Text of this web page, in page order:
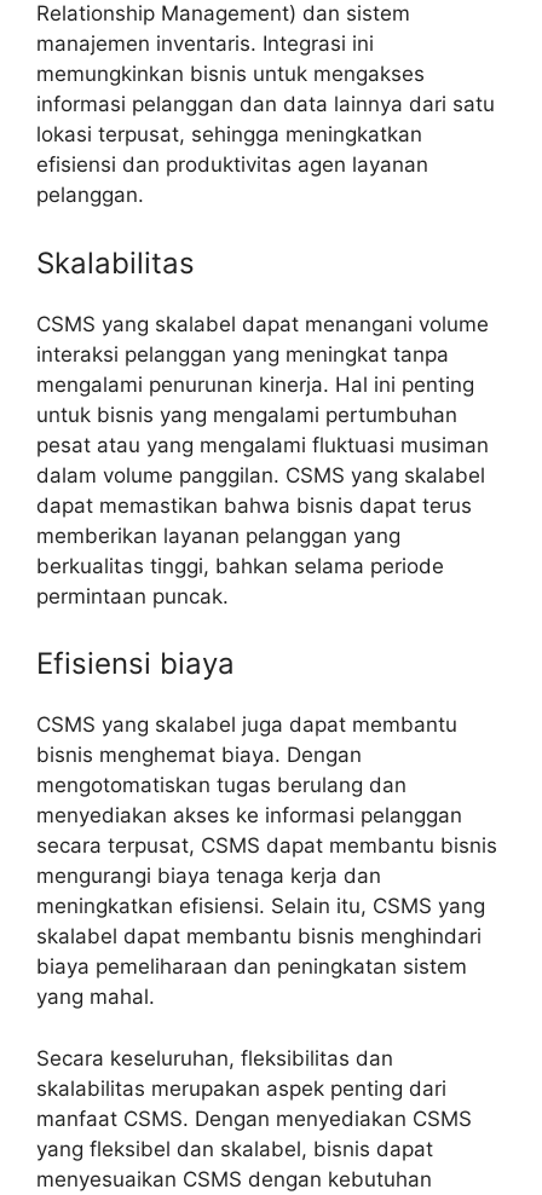
Relationship Management) dan sistem
manajemen inventaris. Integrasi ini
memungkinkan bisnis untuk mengakses
informasi pelanggan dan data lainnya dari satu
lokasi terpusat, sehingga meningkatkan
efisiensi dan produktivitas agen layanan
pelanggan.
Skalabilitas
CSMS yang skalabel dapat menangani volume
interaksi pelanggan yang meningkat tanpa
mengalami penurunan kinerja. Hal ini penting
untuk bisnis yang mengalami pertumbuhan
pesat atau yang mengalami fluktuasi musiman
dalam volume panggilan. CSMS yang skalabel
dapat memastikan bahwa bisnis dapat terus
memberikan layanan pelanggan yang
berkualitas tinggi, bahkan selama periode
permintaan puncak.
Efisiensi biaya
CSMS yang skalabel juga dapat membantu
bisnis menghemat biaya. Dengan
mengotomatiskan tugas berulang dan
menyediakan akses ke informasi pelanggan
secara terpusat, CSMS dapat membantu bisnis
mengurangi biaya tenaga kerja dan
meningkatkan efisiensi. Selain itu, CSMS yang
skalabel dapat membantu bisnis menghindari
biaya pemeliharaan dan peningkatan sistem
yang mahal.
Secara keseluruhan, fleksibilitas dan
skalabilitas merupakan aspek penting dari
manfaat CSMS. Dengan menyediakan CSMS
yang fleksibel dan skalabel, bisnis dapat
menyesuaikan CSMS dengan kebutuhan